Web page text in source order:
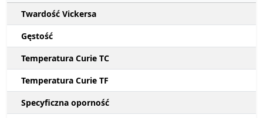
Twardość Vickersa
Gęstość
Temperatura Curie TC
Temperatura Curie TF
Specyficzna oporność